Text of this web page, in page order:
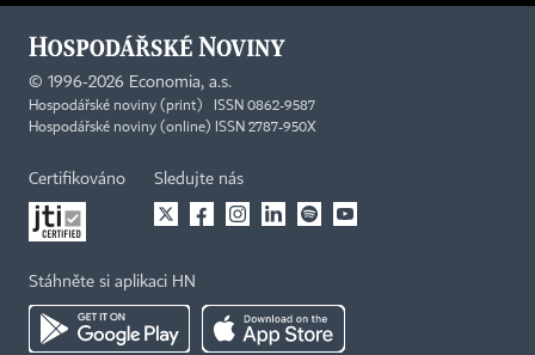
© 1996-2026 Economia, a.s.
Hospodářské noviny (print) ISSN 0862-9587
Hospodářské noviny (online) ISSN 2787-950X
Certifikováno Sledujte nás
Stáhněte si aplikaci HN